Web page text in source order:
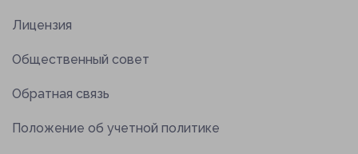
Лицензия
Общественный совет
Обратная связь
Положение об учетной политике